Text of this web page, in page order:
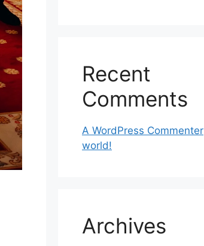
Recent
Comments
A WordPress Commenter
world!
Archives